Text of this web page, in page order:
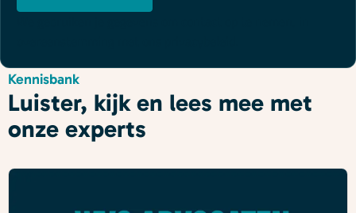
Kennisbank
Luister, kijk en lees mee met
onze experts